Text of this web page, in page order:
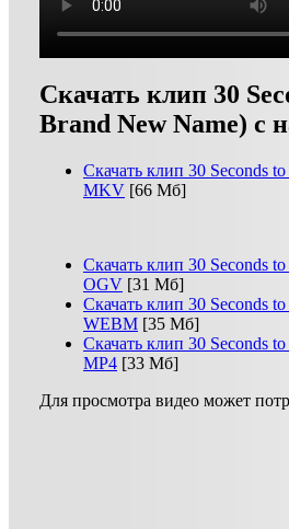
Скачать клип 30
Brand New Name) с
Скачать клип 30 Seconds
MKV [66 Мб]
Скачать клип 30 Seconds
OGV [31 Мб]
Скачать клип 30 Seconds
WEBM [35 Мб]
Скачать клип 30 Seconds
MP4 [33 Мб]
Для просмотра видео может